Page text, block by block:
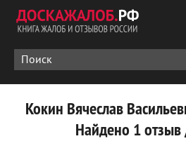
Кокин Вячеслав
Найдено 1